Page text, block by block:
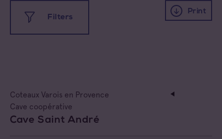
Filters
Print
All appellations
Côtes de Provence
Côtes de Provence Fréjus
All families
Cave coopérative
Coteaux Varois en Provence
Cave coopérative
Cave Saint André